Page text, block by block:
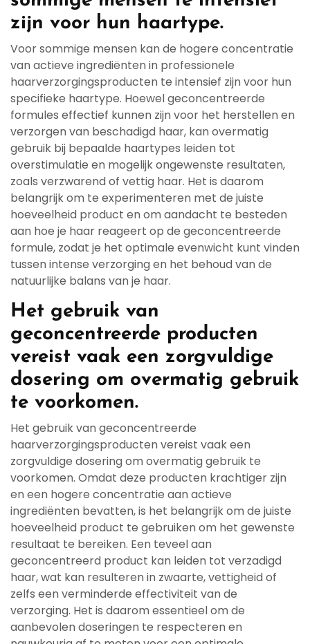
zijn voor hun haartype.
Voor sommige mensen kan de hogere concentratie
van actieve ingrediënten in professionele
haarverzorgingsproducten te intensief zijn voor hun
specifieke haartype. Hoewel geconcentreerde
formules effectief kunnen zijn voor het herstellen en
verzorgen van beschadigd haar, kan overmatig
gebruik bij bepaalde haartypes leiden tot
overstimulatie en mogelijk ongewenste resultaten,
zoals verzwarend of vettig haar. Het is daarom
belangrijk om te experimenteren met de juiste
hoeveelheid product en om aandacht te besteden
aan hoe je haar reageert op de geconcentreerde
formule, zodat je het optimale evenwicht kunt vinden
tussen intense verzorging en het behoud van de
natuurlijke balans van je haar.
Het gebruik van
geconcentreerde producten
vereist vaak een zorgvuldige
dosering om overmatig gebruik
te voorkomen.
Het gebruik van geconcentreerde
haarverzorgingsproducten vereist vaak een
zorgvuldige dosering om overmatig gebruik te
voorkomen. Omdat deze producten krachtiger zijn
en een hogere concentratie aan actieve
ingrediënten bevatten, is het belangrijk om de juiste
hoeveelheid product te gebruiken om het gewenste
resultaat te bereiken. Een teveel aan
geconcentreerd product kan leiden tot verzadigd
haar, wat kan resulteren in zwaarte, vettigheid of
zelfs een verminderde effectiviteit van de
verzorging. Het is daarom essentieel om de
aanbevolen doseringen te respecteren en